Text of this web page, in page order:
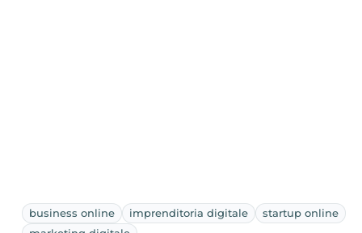
business online imprenditoria digitale
startup online